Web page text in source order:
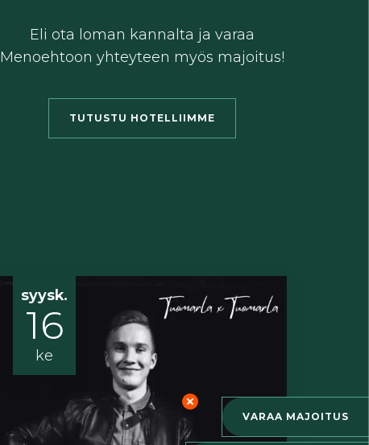
VARAA MAJOITUS
Eli ota loman kannalta ja varaa
Menoehtoon yhteyteen myös majoitus!
TUTUSTU HOTELLIIMME
syysk.
16
ke